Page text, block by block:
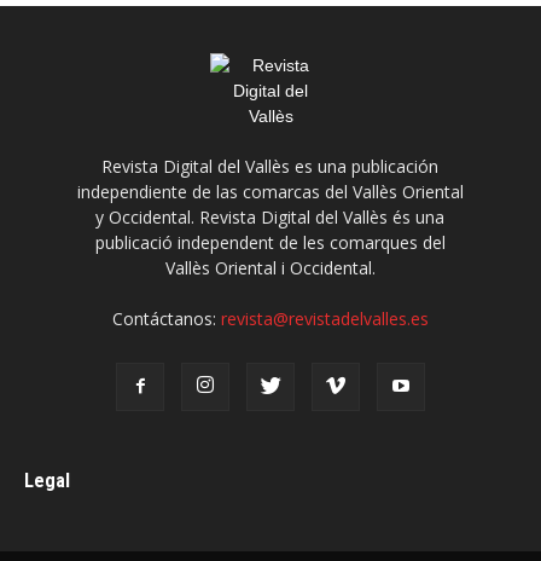
Revista Digital del Vallès es una publicación
independiente de las comarcas del Vallès Oriental
y Occidental. Revista Digital del Vallès és una
publicació independent de les comarques del
Vallès Oriental i Occidental.
Contáctanos: revista@revistadelvalles.es
Legal